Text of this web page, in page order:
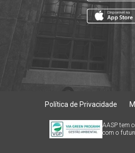
Política de Privacidade
AASP tem
com o